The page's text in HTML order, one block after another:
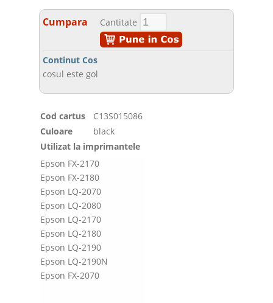
Cumpara Cantitate
Continut Cos
cosul este gol
Cod cartus
C13S015086
Culoare
black
Utilizat la imprimantele
Epson FX-2170
Epson FX-2180
Epson LQ-2070
Epson LQ-2080
Epson LQ-2170
Epson LQ-2180
Epson LQ-2190
Epson LQ-2190N
Epson FX-2070